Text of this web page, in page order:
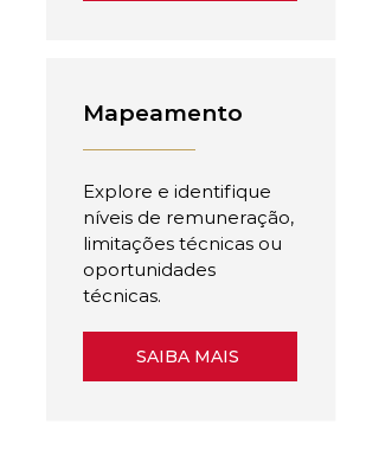
Mapeamento
Explore e identifique
níveis de remuneração,
limitações técnicas ou
oportunidades
técnicas.
SAIBA MAIS